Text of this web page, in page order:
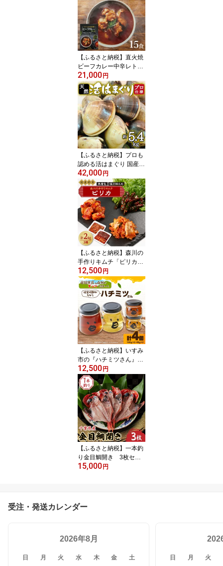
送不可地域：離島・沖縄
県】【1306034】
【ふるさと納税】直火焼
ビーフカレー中辛レトル
ト15食【1394560】
21,000 円
【ふるさと納税】プロも
認める活はまぐり 国産
天然 約5.4kg 千葉県 九十
九里産_ 蛤 ハマグリ 魚貝
魚介 海鮮 貝 出汁 だし プ
ロ仕様 人気 送料無料
【配送不可地域：離島・
沖縄県】【1226356】
42,000 円
【ふるさと納税】森川の
手作りキムチ「ピリカ」
3種【配送不可地域：離
島】【1398088】
12,500 円
【ふるさと納税】いすみ
市の『ハチミツさん』16
0g×2個、40gx2個セット
【1391525】
12,500 円
【ふるさと納税】一本釣
り金目鯛開き 3枚セッ
ト【配送不可地域：離
15,000 円
受注・発送カレンダー
2026年8月
日 月 火 水 木 金 土 日 月 火